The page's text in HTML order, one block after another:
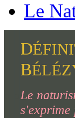
Le
D
B
Le
s'exprime